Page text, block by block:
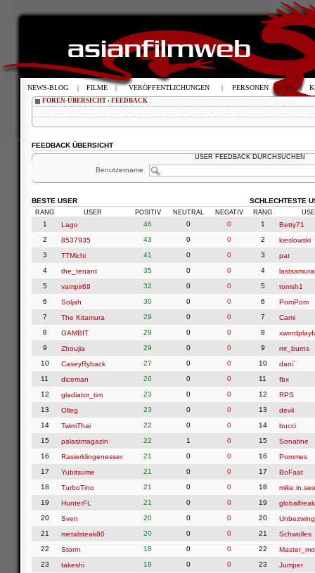
FOREN-ÜBERSICHT ‹ FEEDBACK
FEEDBACK ÜBERSICHT
USER FEEDBACK DURCHSUCHEN
Benutzername
BESTE USER
RANG USER POSITIV NEUTRAL NEGATIV
1 Lago 46 0
0
2
8537935 43 0
0
3
TTMichi 41 0
0
4
the_tenant 35 0
0
5
vampir69 32 0
0
6
Soljah 30 0
0
7
The Kitamura 29 0
0
8
GAMBIT 29 0
0
9
Zhoujia 29 0
0
10
CaseyRyback 27 0
0
11
diceman 26 0
0
12
gladiator_tim 23 0
0
13
Olleg 23 0
0
14
TwimThai 22 0
0
15
palastmagazin 22 1
0
16
Rasierklingenesser 21 0
0
17
Yubitsume 21 0
0
18
TurboTino 21 0
0
19
HunterFL 21 0
0
20
Sven 20 0
0
21
metalsteak80 20 0
0
22
Storm 18 0
0
23
takeshi 18 0
0
SCHLECHTESTE
RANG
1
Betty71
2
kieslowski
3
pat
4
5
tomsh1
6
PomPom
7
Cami
8
9
mr_burns
10
dani´
11
fbx
12
RPS
13
devil
14
bucci
15
Sonatine
16
Pommes
17
BoFaat
18
19
globalfreak
20
21
Schwolles
22
Master_mo
23
Jumper
NEWS-BLOG | FILME | VERÖFFENTLICHUNGEN | PERSONEN | TV |